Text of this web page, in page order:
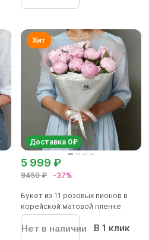
Доставка 0₽
9450 ₽ -37%
5 999 ₽
Букет из 11 розовых пионов в
корейской матовой пленке
Нет в наличии В 1 клик